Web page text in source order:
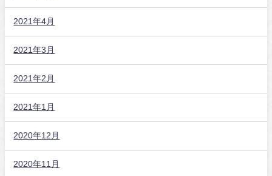
2021年4月
2021年3月
2021年2月
2021年1月
2020年12月
2020年11月